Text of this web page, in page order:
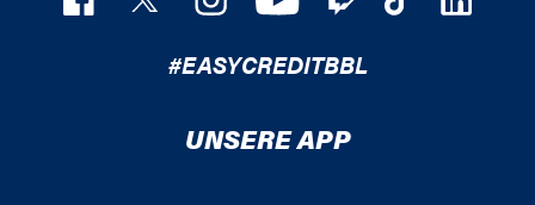
#EASYCREDITBBL
UNSERE APP